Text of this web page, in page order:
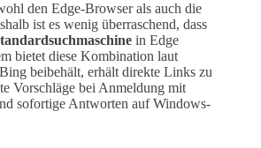
den Edge-Browser als auch die
ist es wenig überraschend, dass
in Edge
bietet diese Kombination laut
beibehält, erhält direkte Links zu
Vorschläge bei Anmeldung mit
sofortige Antworten auf Windows-